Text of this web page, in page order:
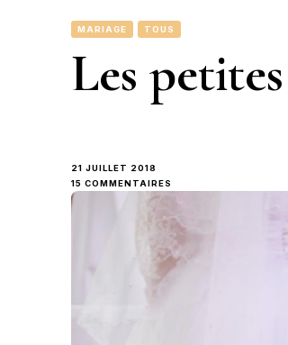
MARIAGE TOUS
Les
21 JUILLET 2018
15 COMMENTAIRES
ATTENTIONS
#MARIAGE